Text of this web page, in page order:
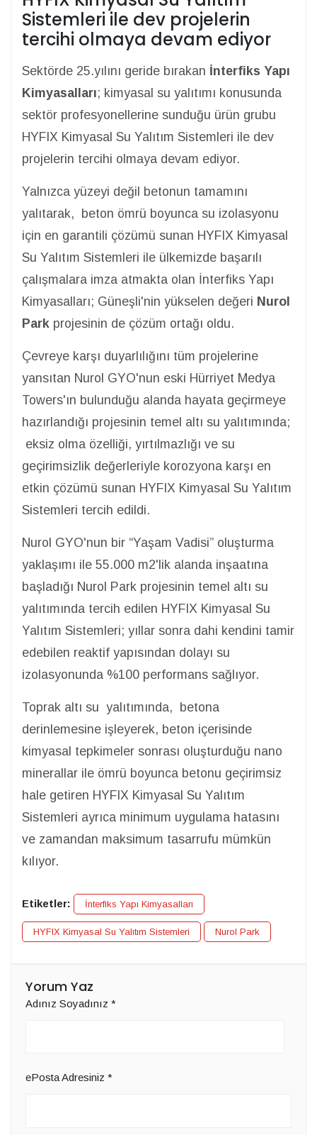
Sistemleri ile dev projelerin
tercihi olmaya devam ediyor
Sektörde 25.yılını geride bırakan İnterfiks Yapı
Kimyasalları; kimyasal su yalıtımı konusunda
sektör profesyonellerine sunduğu ürün grubu
HYFIX Kimyasal Su Yalıtım Sistemleri ile dev
projelerin tercihi olmaya devam ediyor.
Yalnızca yüzeyi değil betonun tamamını
yalıtarak, beton ömrü boyunca su izolasyonu
için en garantili çözümü sunan HYFIX Kimyasal
Su Yalıtım Sistemleri ile ülkemizde başarılı
çalışmalara imza atmakta olan İnterfiks Yapı
Kimyasalları; Güneşli'nin yükselen değeri Nurol
Park projesinin de çözüm ortağı oldu.
Çevreye karşı duyarlılığını tüm projelerine
yansıtan Nurol GYO'nun eski Hürriyet Medya
Towers'ın bulunduğu alanda hayata geçirmeye
hazırlandığı projesinin temel altı su yalıtımında;
eksiz olma özelliği, yırtılmazlığı ve su
geçirimsizlik değerleriyle korozyona karşı en
etkin çözümü sunan HYFIX Kimyasal Su Yalıtım
Sistemleri tercih edildi.
Nurol GYO'nun bir “Yaşam Vadisi” oluşturma
yaklaşımı ile 55.000 m2'lik alanda inşaatına
başladığı Nurol Park projesinin temel altı su
yalıtımında tercih edilen HYFIX Kimyasal Su
Yalıtım Sistemleri; yıllar sonra dahi kendini tamir
edebilen reaktif yapısından dolayı su
izolasyonunda %100 performans sağlıyor.
Toprak altı su yalıtımında, betona
derinlemesine işleyerek, beton içerisinde
kimyasal tepkimeler sonrası oluşturduğu nano
minerallar ile ömrü boyunca betonu geçirimsiz
hale getiren HYFIX Kimyasal Su Yalıtım
Sistemleri ayrıca minimum uygulama hatasını
ve zamandan maksimum tasarrufu mümkün
kılıyor.
Etiketler: İnterfiks Yapı Kimyasalları
HYFIX Kimyasal Su Yalıtım Sistemleri Nurol Park
Yorum Yaz
Adınız Soyadınız *
ePosta Adresiniz *